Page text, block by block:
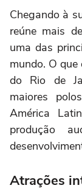
Chegando à
reúne mais
uma das
mundo. O
do Rio de
maiores
América
produção
Atrações